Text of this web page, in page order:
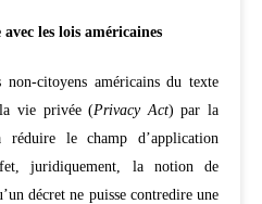
les lois américaines
citoyens américains du texte
vie privée (Privacy Act) par la
le champ d’application
juridiquement, la notion de
décret ne puisse contredire une